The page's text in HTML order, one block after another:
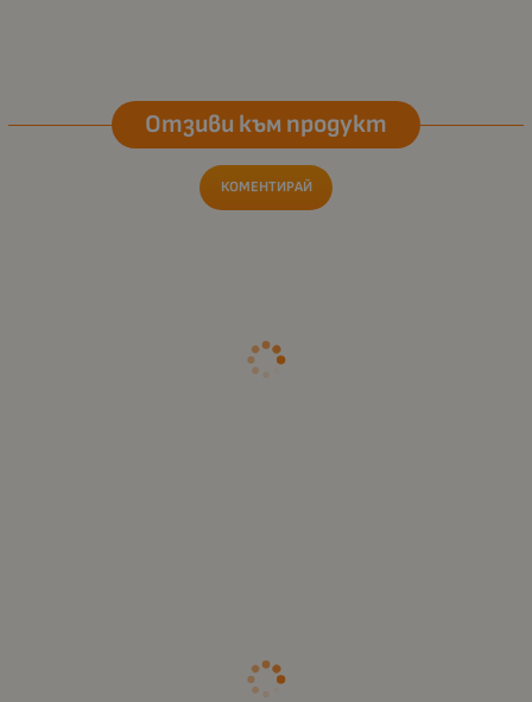
Отзиви към продукт
КОМЕНТИРАЙ